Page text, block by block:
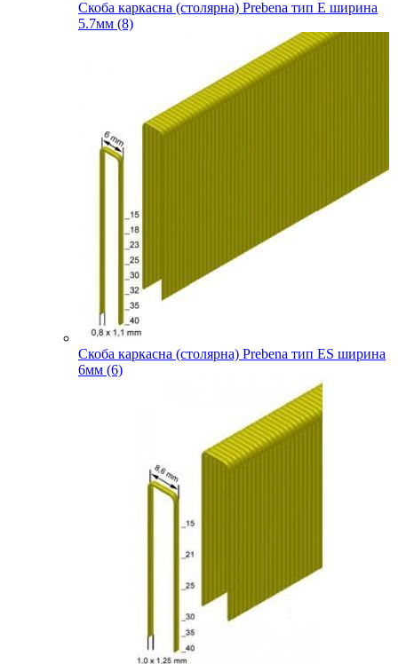
Скоба каркасна (столярна) Prebena тип E ширина
5.7мм (8)
Скоба каркасна (столярна) Prebena тип ES ширина
6мм (6)